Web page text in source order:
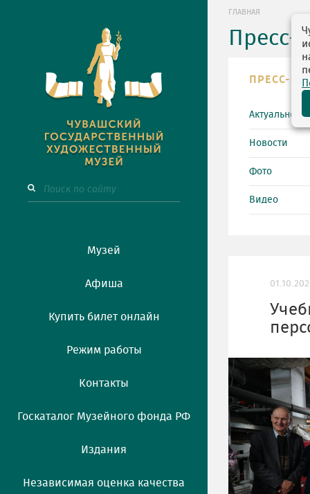
Музей
Афиша
Купить билет онлайн
Режим работы
Контакты
Госкаталог Музейного фонда РФ
Издания
Независимая оценка качества
ГЛАВНАЯ
Пресс-
ПРЕСС-
Актуально
Новости
Фото
Видео